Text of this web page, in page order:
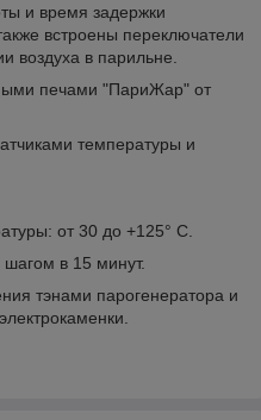
и время задержки
встроены переключатели
воздуха в парильне.
печами "ПариЖар" от
температуры и
от 30 до +125° С.
в 15 минут.
тэнами парогенератора и